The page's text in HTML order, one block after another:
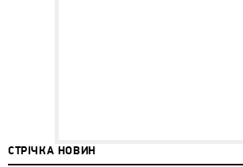
СТРІЧКА НОВИН